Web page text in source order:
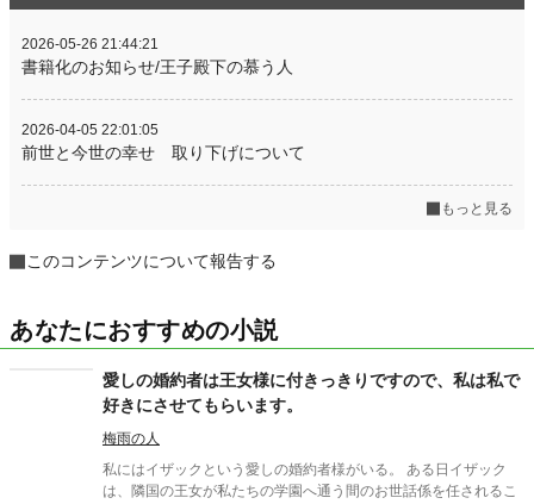
2026-05-26 21:44:21
書籍化のお知らせ/王子殿下の慕う人
2026-04-05 22:01:05
前世と今世の幸せ 取り下げについて
もっと見る
このコンテンツについて報告する
あなたにおすすめの小説
愛しの婚約者は王女様に付きっきりですので、私は私で
好きにさせてもらいます。
梅雨の人
私にはイザックという愛しの婚約者様がいる。 ある日イザック
は、隣国の王女が私たちの学園へ通う間のお世話係を任されるこ